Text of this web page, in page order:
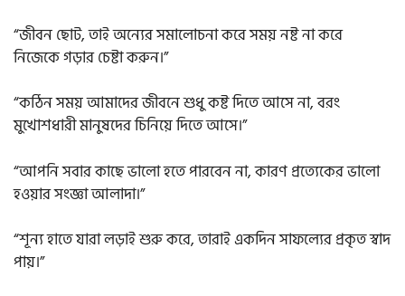
“জীবন ছোট, তাই অন্যের সমালোচনা করে সময় নষ্ট না করে
নিজেকে গড়ার চেষ্টা করুন।”
“কঠিন সময় আমাদের জীবনে শুধু কষ্ট দিতে আসে না, বরং
মুখোশধারী মানুষদের চিনিয়ে দিতে আসে।”
“আপনি সবার কাছে ভালো হতে পারবেন না, কারণ প্রত্যেকের ভালো
হওয়ার সংজ্ঞা আলাদা।”
“শূন্য হাতে যারা লড়াই শুরু করে, তারাই একদিন সাফল্যের প্রকৃত স্বাদ
পায়।”